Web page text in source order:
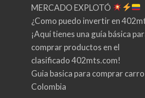
MERCADO EXPLOTÓ
¿Como puedo invertir en
¡Aquí tienes una guía básica
comprar productos en el
clasificado 402mts.com!
Guia basica para comprar
Colombia